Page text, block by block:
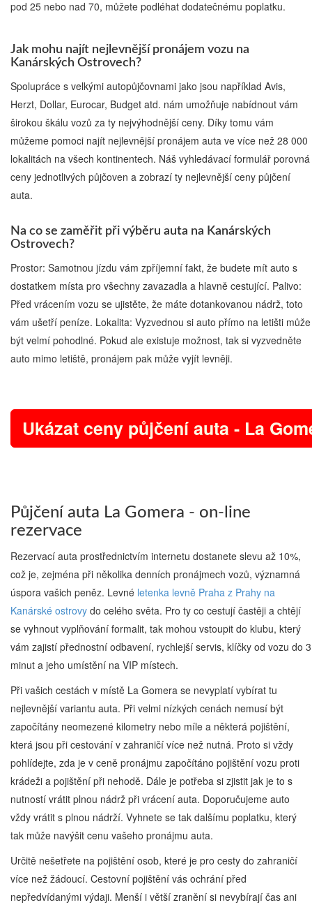
pod 25 nebo nad 70, můžete podléhat dodatečnému poplatku.
Jak mohu najít nejlevnější pronájem vozu na
Kanárských Ostrovech?
Spolupráce s velkými autopůjčovnami jako jsou například Avis,
Herzt, Dollar, Eurocar, Budget atd. nám umožňuje nabídnout vám
širokou škálu vozů za ty nejvýhodnější ceny. Díky tomu vám
můžeme pomoci najít nejlevnější pronájem auta ve více než 28 000
lokalitách na všech kontinentech. Náš vyhledávací formulář porovná
ceny jednotlivých půjčoven a zobrazí ty nejlevnější ceny půjčení
auta.
Na co se zaměřit při výběru auta na Kanárských
Ostrovech?
Prostor: Samotnou jízdu vám zpříjemní fakt, že budete mít auto s
dostatkem místa pro všechny zavazadla a hlavně cestující. Palivo:
Před vrácením vozu se ujistěte, že máte dotankovanou nádrž, toto
vám ušetří peníze. Lokalita: Vyzvednou si auto přímo na letišti může
být velmí pohodlné. Pokud ale existuje možnost, tak si vyzvedněte
auto mimo letiště, pronájem pak může vyjít levněji.
Ukázat ceny půjčení auta - La
Půjčení auta La Gomera - on-line
rezervace
Rezervací auta prostřednictvím internetu dostanete slevu až 10%,
což je, zejména při několika denních pronájmech vozů, významná
úspora vašich peněz. Levné letenka levně Praha z Prahy na
Kanárské ostrovy do celého světa. Pro ty co cestují častěji a chtějí
se vyhnout vyplňování formalit, tak mohou vstoupit do klubu, který
vám zajistí přednostní odbavení, rychlejší servis, klíčky od vozu do 3
minut a jeho umístění na VIP místech.
Při vašich cestách v místě La Gomera se nevyplatí vybírat tu
nejlevnější variantu auta. Při velmi nízkých cenách nemusí být
započítány neomezené kilometry nebo míle a některá pojištění,
která jsou při cestování v zahraničí více než nutná. Proto si vždy
pohlídejte, zda je v ceně pronájmu započítáno pojištění vozu proti
krádeži a pojištění při nehodě. Dále je potřeba si zjistit jak je to s
nutností vrátit plnou nádrž při vrácení auta. Doporučujeme auto
vždy vrátit s plnou nádrží. Vyhnete se tak dalšímu poplatku, který
tak může navýšit cenu vašeho pronájmu auta.
Určitě nešetřete na pojištění osob, které je pro cesty do zahraničí
více než žádoucí. Cestovní pojištění vás ochrání před
nepředvídanými výdaji. Menší i větší zranění si nevybírají čas ani